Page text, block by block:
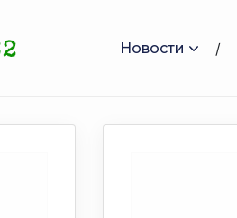
Новости